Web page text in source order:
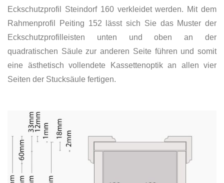
Eckschutzprofil Steindorf 160 verkleidet werden. Mit dem
Rahmenprofil Peiting 152 lässt sich Sie das Muster der
Eckschutzprofilleisten unten und oben an der
quadratischen Säule zur anderen Seite führen und somit
eine ästhetisch vollendete Kassettenoptik an allen vier
Seiten der Stucksäule fertigen.